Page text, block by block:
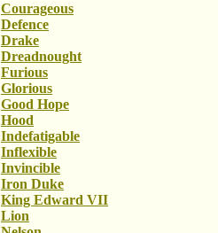
Courageous
Defence
Drake
Dreadnought
Furious
Glorious
Good Hope
Hood
Indefatigable
Inflexible
Invincible
Iron Duke
King Edward VII
Lion